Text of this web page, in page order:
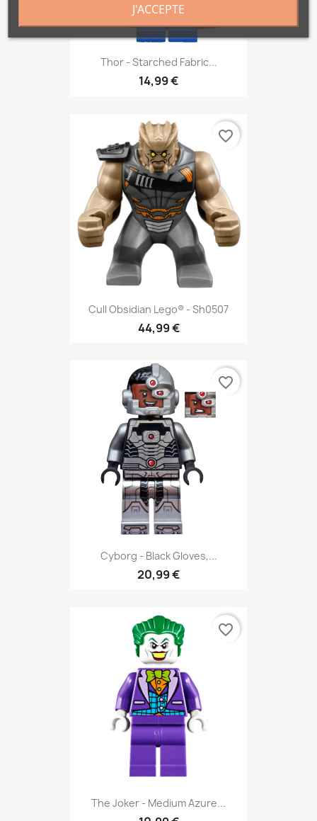
Thor - Starched Fabric...
14,99 €
Cull Obsidian Lego® - Sh0507
44,99 €
favorite_border
Cyborg - Black Gloves,...
20,99 €
favorite_border
The Joker - Medium Azure...
favorite_border
J'ACCEPTE